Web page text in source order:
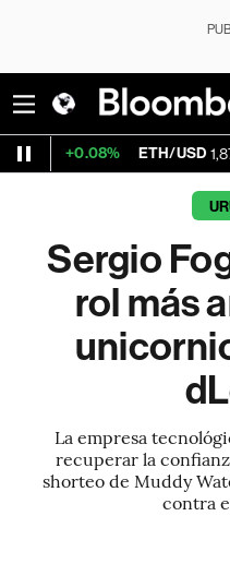
ETH/USD 1,871.40 -
Sergio
rol más
La empresa
recuperar la
shorteo de Muddy
contra